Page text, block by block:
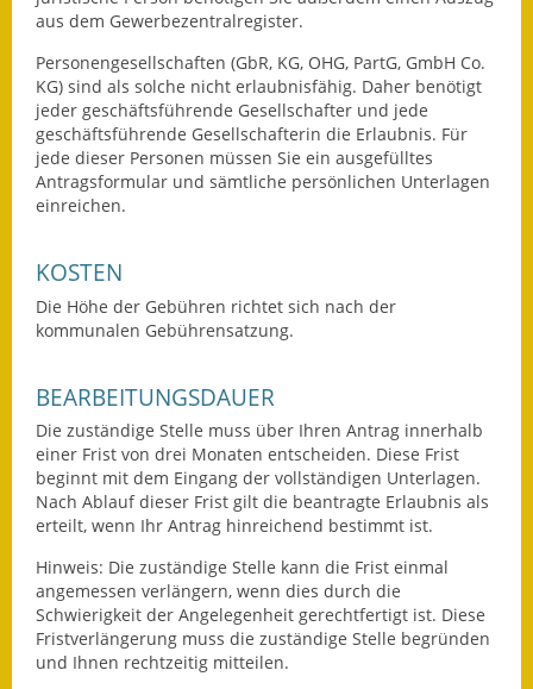
Bürgerhaus
Grundschule &
Kernzeitbetreuung
Kinderbetreuung
Ver- & Entsorgung
Breitbandausbau
Klimaschutzagentur
Freizeit
Feuerwehr
Freizeit- & Sportstätten
aus dem Gewerbezentralregister.
Personengesellschaften (GbR, KG, OHG, PartG, GmbH Co.
KG) sind als solche nicht erlaubnisfähig. Daher benötigt
jeder geschäftsführende Gesellschafter und jede
geschäftsführende Gesellschafterin die Erlaubnis. Für
jede dieser Personen müssen Sie ein ausgefülltes
Antragsformular und sämtliche persönlichen Unterlagen
einreichen.
KOSTEN
Die Höhe der Gebühren richtet sich nach der
kommunalen Gebührensatzung.
BEARBEITUNGSDAUER
Die zuständige Stelle muss über Ihren Antrag innerhalb
einer Frist von drei Monaten entscheiden. Diese Frist
beginnt mit dem Eingang der vollständigen Unterlagen.
Nach Ablauf dieser Frist gilt die beantragte Erlaubnis als
erteilt, wenn Ihr Antrag hinreichend bestimmt ist.
Hinweis: Die zuständige Stelle kann die Frist einmal
angemessen verlängern, wenn dies durch die
Schwierigkeit der Angelegenheit gerechtfertigt ist. Diese
Fristverlängerung muss die zuständige Stelle begründen
und Ihnen rechtzeitig mitteilen.